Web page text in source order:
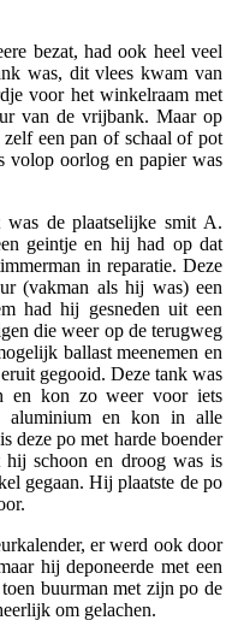
bezat, had ook heel veel
was, dit vlees kwam van
voor het winkelraam met
van de vrijbank. Maar op
een pan of schaal of pot
volop oorlog en papier was
de plaatselijke smit A.
geintje en hij had op dat
in reparatie. Deze
(vakman als hij was) een
had hij gesneden uit een
die weer op de terugweg
ballast meenemen en
gegooid. Deze tank was
en kon zo weer voor iets
aluminium en kon in alle
deze po met harde boender
hij schoon en droog was is
gegaan. Hij plaatste de po
er werd ook door
hij deponeerde met een
buurman met zijn po de
om gelachen.